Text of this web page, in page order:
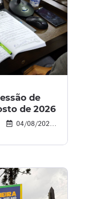
de
de 2026
04/08/2026